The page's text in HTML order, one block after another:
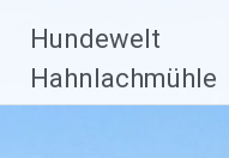
Inhalt
springen
Hundewelt
Hahnlachmühle